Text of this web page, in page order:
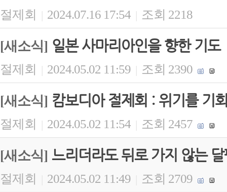
절제회 | 2024.07.16 17:54 | 조회 2218
[새소식] 일본 사마리아인을 향한 기도
절제회 | 2024.05.02 11:59 | 조회 2390
[새소식] 캄보디아 절제회 : 위기를 기
절제회 | 2024.05.02 11:54 | 조회 2457
[새소식] 느리더라도 뒤로 가지 않는
절제회 2024.05.02 11:49 조회 2709